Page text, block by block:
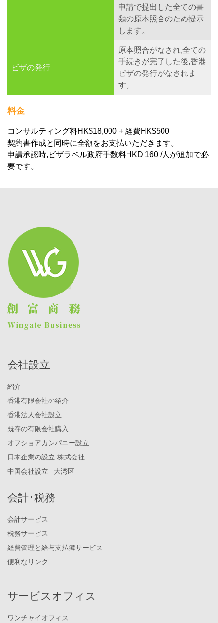
申請で提出した全ての書
類の原本照合のため提示
します。
ビザの発行
原本照合がなされ,全ての
手続きが完了した後,香港
ビザの発行がなされま
す。
料金
コンサルティング料HK$18,000 + 経費HK$500
契約書作成と同時に全額をお支払いただきます。
申請承認時,ビザラベル政府手数料HKD 160 /人が追加で必
要です。
会社設立
紹介
香港有限会社の紹介
香港法人会社設立
既存の有限会社購入
オフショアカンパニー設立
日本企業の設立-株式会社
中国会社設立 –大湾区
会計･税務
会計サービス
税務サービス
経費管理と給与支払簿サービス
便利なリンク
サービスオフィス
ワンチャイオフィス